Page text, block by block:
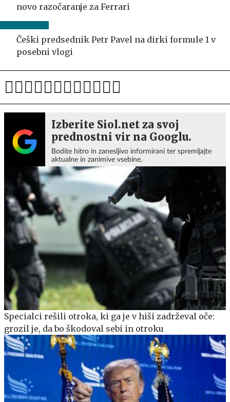
novo razočaranje za Ferrari
Češki predsednik Petr Pavel na dirki formule 1 v
posebni vlogi
Izberite Siol.net za svoj
prednostni vir na Googlu.
Bodite hitro in zanesljivo informirani ter spremljajte
aktualne in zanimive vsebine.
Specialci rešili otroka, ki ga je v hiši zadrževal oče:
grozil je, da bo škodoval sebi in otroku